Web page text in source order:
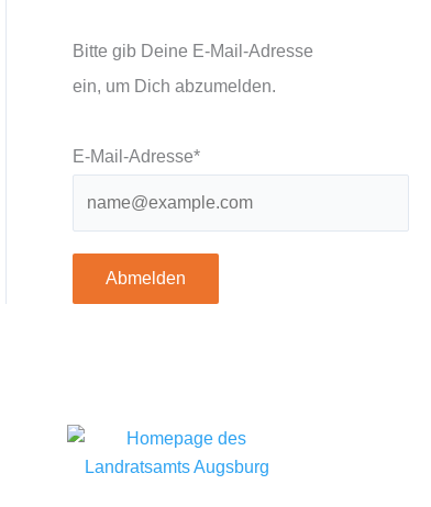
Bitte gib Deine E-Mail-Adresse
ein, um Dich abzumelden.
E-Mail-Adresse*
Abmelden